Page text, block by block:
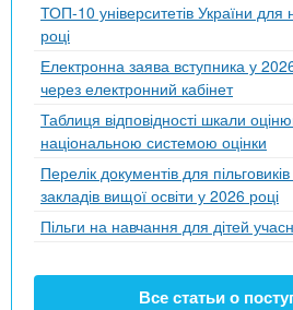
ТОП-10 університетів України для
році
Електронна заява вступника у
через електронний кабінет
Таблиця відповідності шкали
національною системою оцінки
Перелік документів для
закладів вищої освіти у 2026 році
Пільги на навчання для дітей
Все статьи о